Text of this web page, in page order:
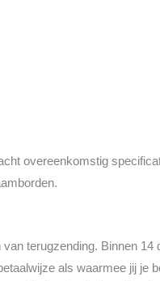
overeenkomstig
terugzending. Binnen 14
als waarmee jij je